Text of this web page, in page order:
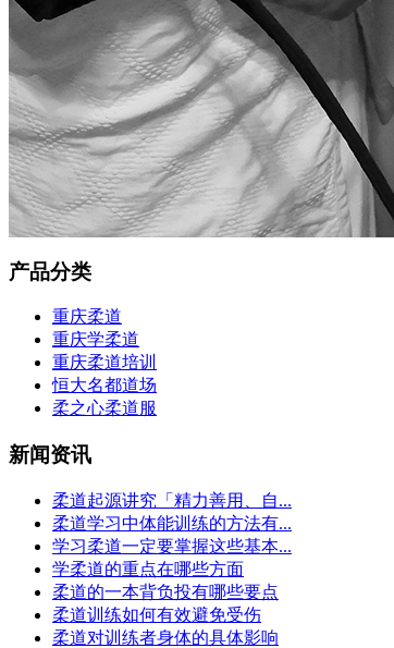
产品分类
重庆柔道
重庆学柔道
重庆柔道培训
恒大名都道场
柔之心柔道服
新闻资讯
柔道起源讲究「精力善用、自...
柔道学习中体能训练的方法有...
学习柔道一定要掌握这些基本...
学柔道的重点在哪些方面
柔道的一本背负投有哪些要点
柔道训练如何有效避免受伤
柔道对训练者身体的具体影响